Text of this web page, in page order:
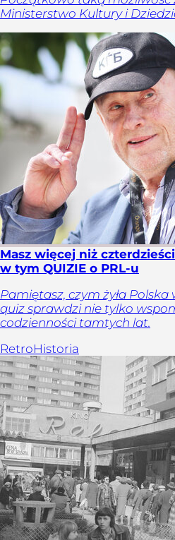
Ministerstwo Kultury i
Masz więcej niż
w tym QUIZIE o PRL-u
Pamiętasz, czym żyła Polska
quiz sprawdzi nie tylko
codzienności tamtych lat.
RetroHistoria